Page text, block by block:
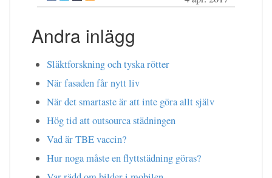
Andra inlägg
Släktforskning och tyska rötter
När fasaden får nytt liv
När det smartaste är att inte göra allt själv
Hög tid att outsourca städningen
Vad är TBE vaccin?
Hur noga måste en flyttstädning göras?